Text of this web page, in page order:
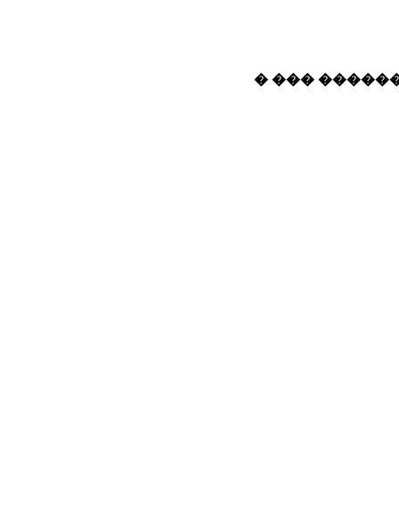
� ���